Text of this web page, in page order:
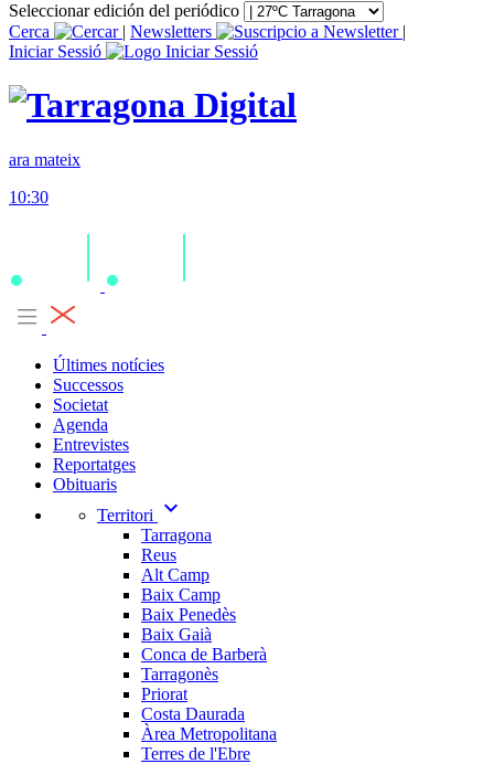
Seleccionar edición del periódico
Cerca
| Newsletters
|
Iniciar Sessió
ara mateix
10:30
Últimes notícies
Successos
Societat
Agenda
Entrevistes
Reportatges
Obituaris
Territori
expand_more
Tarragona
Reus
Alt Camp
Baix Camp
Baix Penedès
Baix Gaià
Conca de Barberà
Tarragonès
Priorat
Costa Daurada
Àrea Metropolitana
Terres de l'Ebre